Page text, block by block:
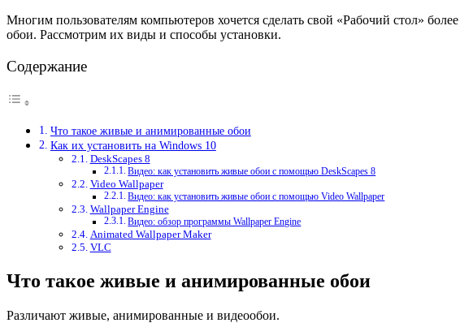
Многим пользователям компьютеров хочется сделать свой «Рабочий стол»
обои. Рассмотрим их виды и способы установки.
Содержание
Что такое живые и анимированные обои
Как их установить на Windows 10
DeskScapes 8
Видео: как установить живые обои с помощью DeskScapes 8
Video Wallpaper
Видео: как установить живые обои с помощью Video Wallpaper
Wallpaper Engine
Видео: обзор программы Wallpaper Engine
Animated Wallpaper Maker
VLC
Что такое живые и анимированные обои
Различают живые, анимированные и видеообои.